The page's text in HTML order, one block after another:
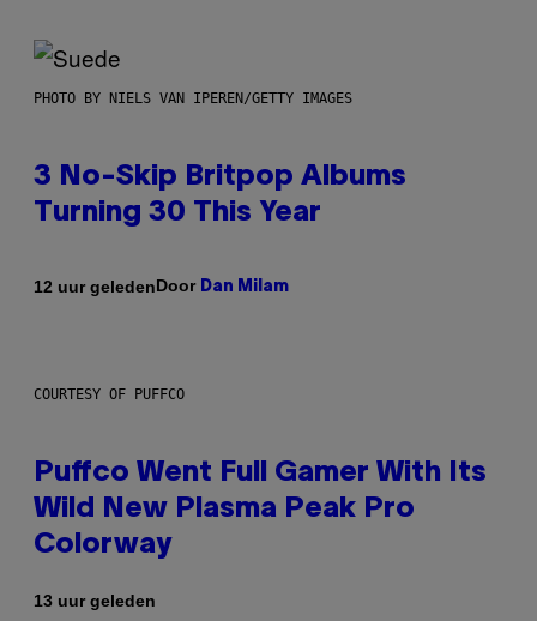
PHOTO BY NIELS VAN IPEREN/GETTY IMAGES
3 No-Skip Britpop Albums
Turning 30 This Year
12 uur geledenDoor Dan Milam
COURTESY OF PUFFCO
Puffco Went Full Gamer With Its
Wild New Plasma Peak Pro
Colorway
13 uur geleden